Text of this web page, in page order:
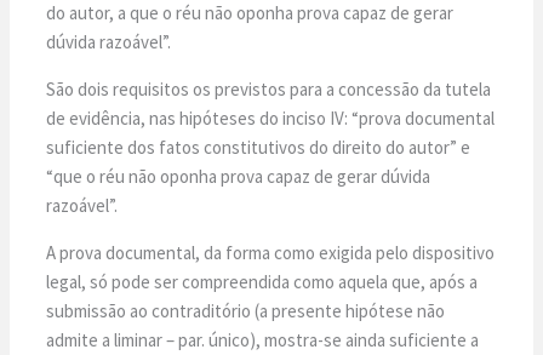
do autor, a que o réu não oponha prova capaz de gerar
dúvida razoável”.
São dois requisitos os previstos para a concessão da tutela
de evidência, nas hipóteses do inciso IV: “prova documental
suficiente dos fatos constitutivos do direito do autor” e
“que o réu não oponha prova capaz de gerar dúvida
razoável”.
A prova documental, da forma como exigida pelo dispositivo
legal, só pode ser compreendida como aquela que, após a
submissão ao contraditório (a presente hipótese não
admite a liminar – par. único), mostra-se ainda suficiente a